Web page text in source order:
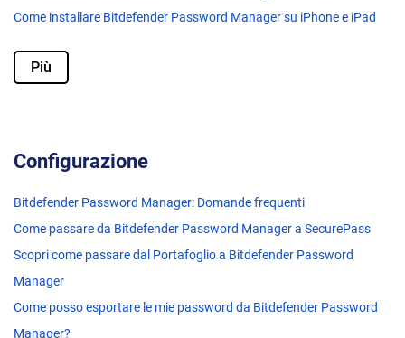
Come installare Bitdefender Password Manager su iPhone e iPad
Più
Configurazione
Bitdefender Password Manager: Domande frequenti
Come passare da Bitdefender Password Manager a SecurePass
Scopri come passare dal Portafoglio a Bitdefender Password
Manager
Come posso esportare le mie password da Bitdefender Password
Manager?